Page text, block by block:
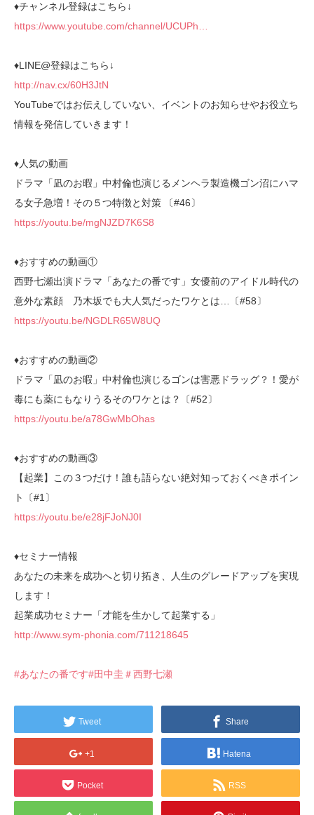
♦︎チャンネル登録はこちら↓
https://www.youtube.com/channel/UCUPh…
♦︎LINE@登録はこちら↓
http://nav.cx/60H3JtN
YouTubeではお伝えしていない、イベントのお知らせやお役立ち
情報を発信していきます！
♦︎人気の動画
ドラマ「凪のお暇」中村倫也演じるメンヘラ製造機ゴン沼にハマ
る女子急増！その５つ特徴と対策 〔#46〕
https://youtu.be/mgNJZD7K6S8
♦︎おすすめの動画①
西野七瀬出演ドラマ「あなたの番です」女優前のアイドル時代の
意外な素顔 乃木坂でも大人気だったワケとは…〔#58〕
https://youtu.be/NGDLR65W8UQ
♦︎おすすめの動画②
ドラマ「凪のお暇」中村倫也演じるゴンは害悪ドラッグ？！愛が
毒にも薬にもなりうるそのワケとは？〔#52〕
https://youtu.be/a78GwMbOhas
♦︎おすすめの動画③
【起業】この３つだけ！誰も語らない絶対知っておくべきポイン
ト〔#1〕
https://youtu.be/e28jFJoNJ0I
♦︎セミナー情報
あなたの未来を成功へと切り拓き、人生のグレードアップを実現
します！
起業成功セミナー「才能を生かして起業する」
http://www.sym-phonia.com/711218645
#あなたの番です#田中圭 ＃西野七瀬
Tweet Share
+1 Hatena
Pocket RSS